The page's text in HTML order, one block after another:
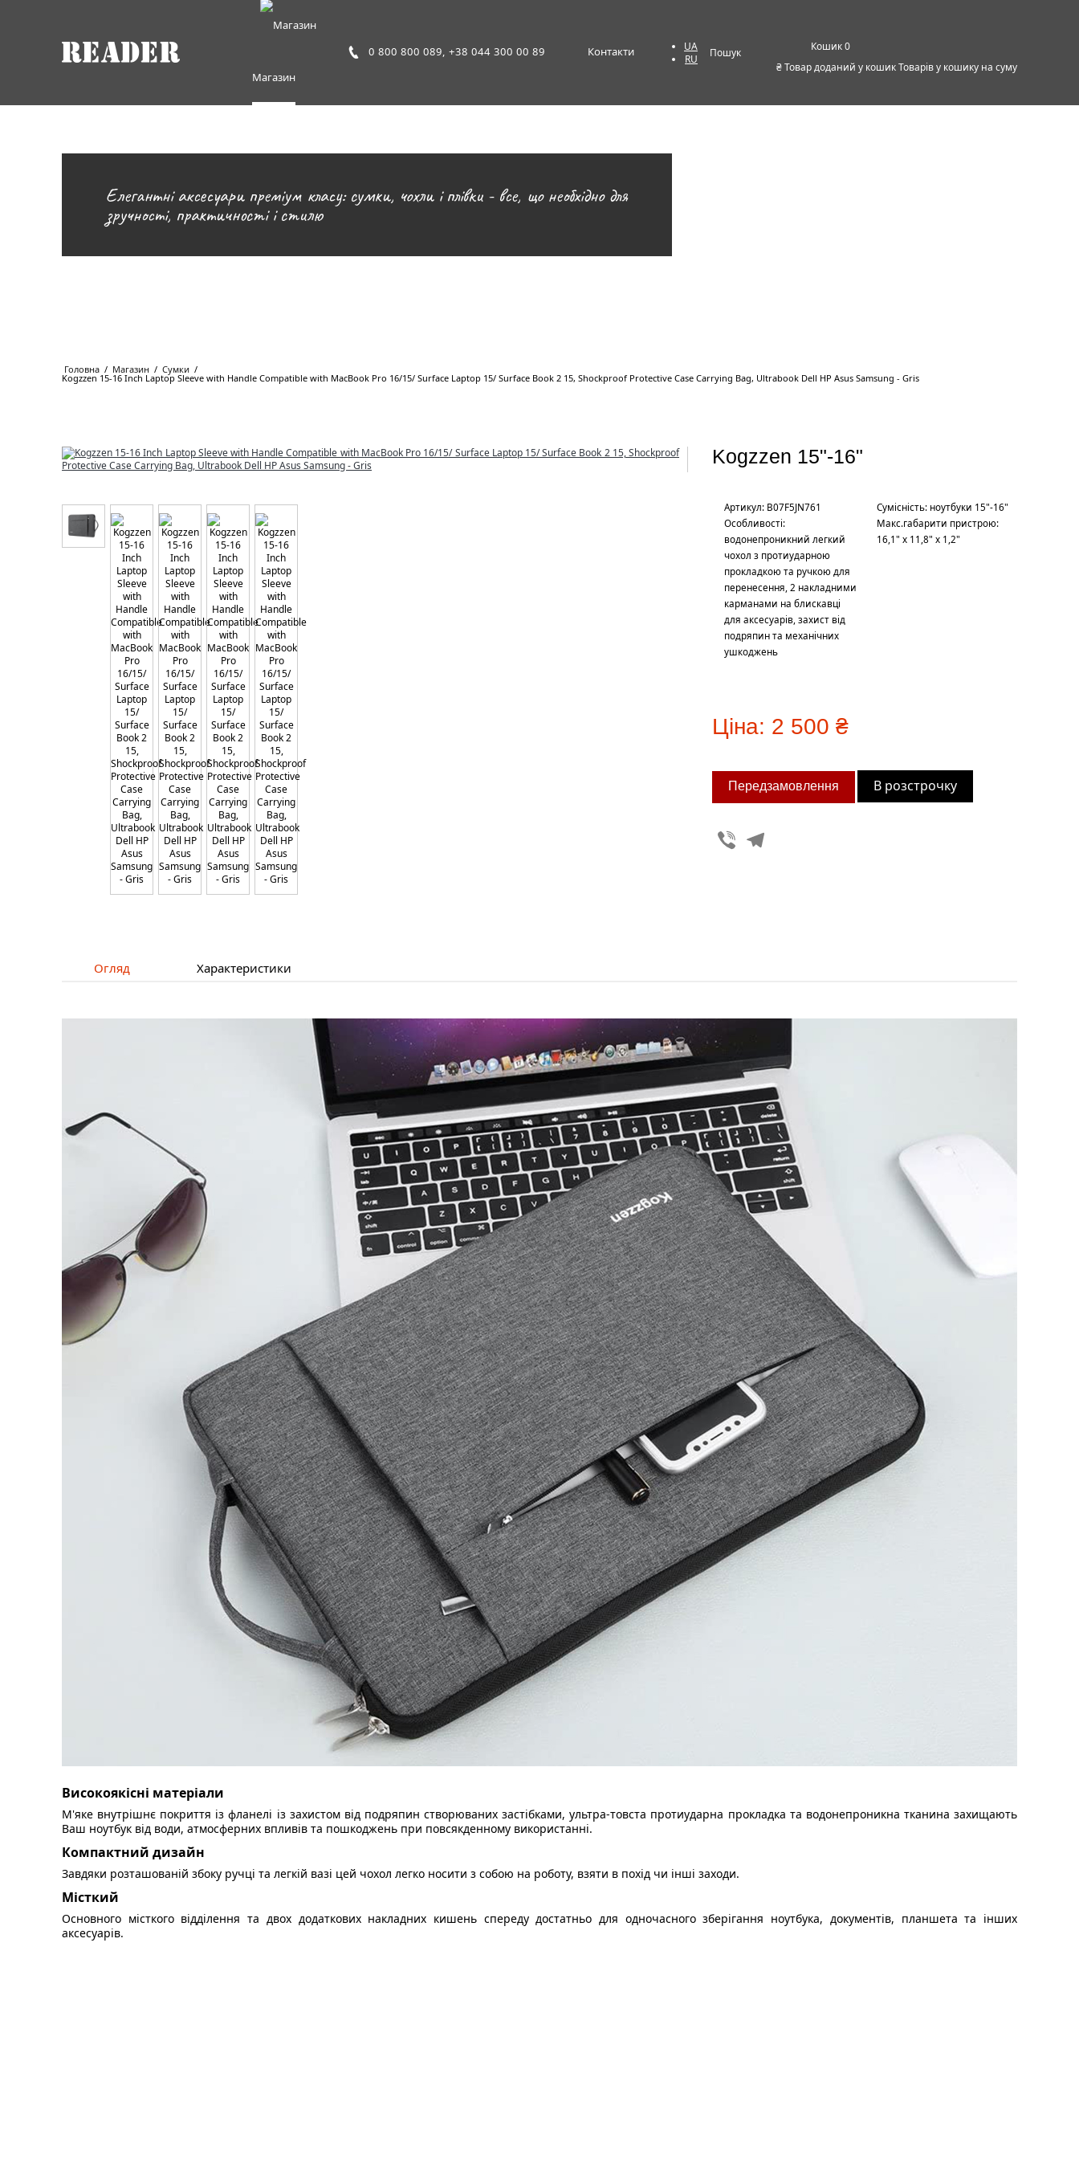
Магазин
0 800 800 089, +38 044 300 00 89 Контакти
UA
RU
Пошук
0
₴Товар доданий у кошикТоварів у кошику на суму
Елегантні аксесуари преміум класу: сумки, чохли і плівки - все, що необхідно для
зручності, практичності і стилю
Головна / Магазин / Сумки /
Kogzzen 15-16 Inch Laptop Sleeve with Handle Compatible with MacBook Pro 16/15/ Surface Laptop 15/ Surface Book 2 15, Shockproof Protective Case Carrying Bag, Ultrabook Dell HP Asus Samsung - Gris
Kogzzen 15"-16"
Артикул: B07F5JN761
Сумісність: ноутбуки 15"-16"
Особливості:
водонепроникний легкий
чохол з протиударною
прокладкою та ручкою для
перенесення, 2 накладними
карманами на блискавці
для аксесуарів, захист від
подряпин та механічних
ушкоджень
Макс.габарити пристрою:
16,1" x 11,8" x 1,2"
Ціна: 2 500 ₴
В розстрочку
Viber
Огляд Характеристики
Високоякісні матеріали
М'яке внутрішнє покриття із фланелі із захистом від подряпин створюваних застібками, ультра-товста протиударна прокладка та водонепроникна тканина захищають
Ваш ноутбук від води, атмосферних впливів та пошкоджень при повсякденному використанні.
Компактний дизайн
Завдяки розташованій збоку ручці та легкій вазі цей чохол легко носити з собою на роботу, взяти в похід чи інші заходи.
Місткий
Основного місткого відділення та двох додаткових накладних кишень спереду достатньо для одночасного зберігання ноутбука, документів, планшета та інших
аксесуарів.